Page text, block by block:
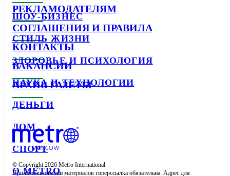
ШОУ-БИЗНЕС
СТИЛЬ ЖИЗНИ
ЗДОРОВЬЕ И ПСИХОЛОГИЯ
НАУКА И ТЕХНОЛОГИИ
ДЕНЬГИ
ДОМ
СПОРТ
О METRO
РЕКЛАМОДАТЕЛЯМ
СОГЛАШЕНИЯ И ПРАВИЛА
КОНТАКТЫ
ВАКАНСИИ
АРХИВ ГАЗЕТЫ
© Copyright 2026 Metro International
При использовании материалов гиперссылка обязательна. Адрес для